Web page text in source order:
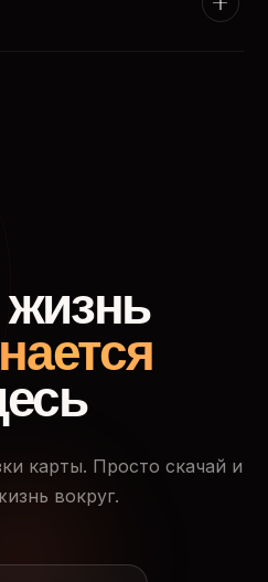
жизнь
карты. Просто скачай и
вокруг.